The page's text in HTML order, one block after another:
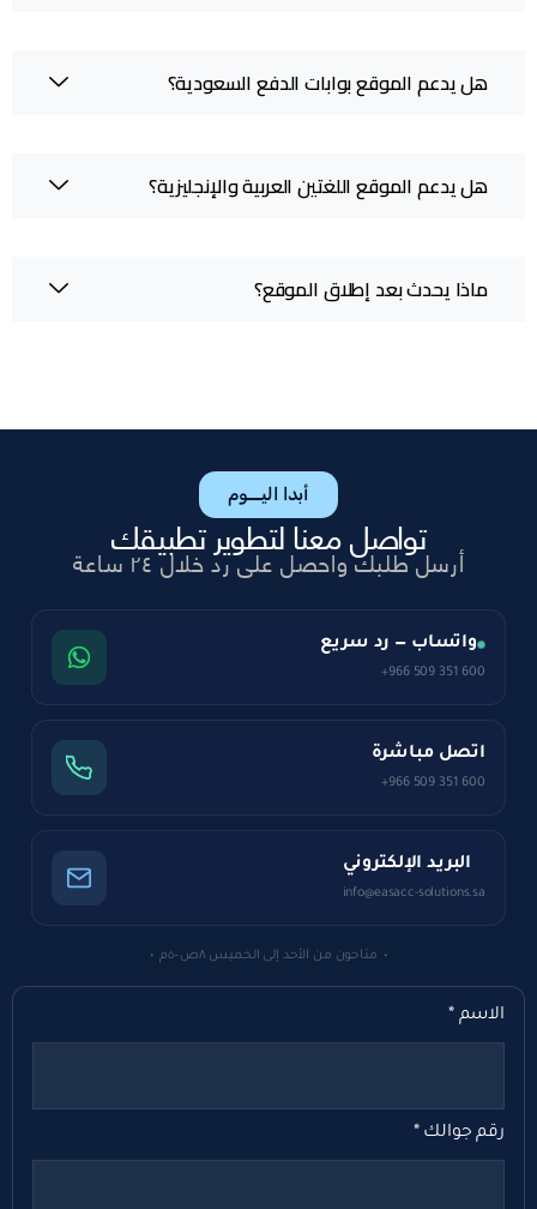
هل يدعم الموقع بوابات الدفع السعودية؟
هل يدعم الموقع اللغتين العربية والإنجليزية؟
ماذا يحدث بعد إطلاق الموقع؟
أبدا اليـــوم
تواصل معنا لتطوير تطبيقك
أرسل طلبك واحصل على رد خلال ٢٤ ساعة
الاسم*
رقم جوالك*